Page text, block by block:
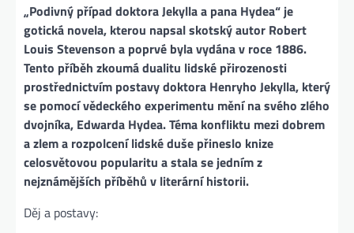
„Podivný případ doktora Jekylla a pana Hydea“ je
gotická novela, kterou napsal skotský autor Robert
Louis Stevenson a poprvé byla vydána v roce 1886.
Tento příběh zkoumá dualitu lidské přirozenosti
prostřednictvím postavy doktora Henryho Jekylla, který
se pomocí vědeckého experimentu mění na svého zlého
dvojníka, Edwarda Hydea. Téma konfliktu mezi dobrem
a zlem a rozpolcení lidské duše přineslo knize
celosvětovou popularitu a stala se jedním z
nejznámějších příběhů v literární historii.
Děj a postavy: